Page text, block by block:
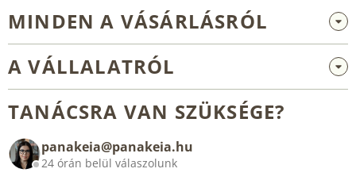
MINDEN A VÁSÁRLÁSRÓL
Nagykereskedelem és együttműködés
Általános üzleti feltételek
A VÁLLALATRÓL
Kapcsolat
TANÁCSRA VAN SZÜKSÉGE?
panakeia@panakeia.hu
24 órán belül válaszolunk